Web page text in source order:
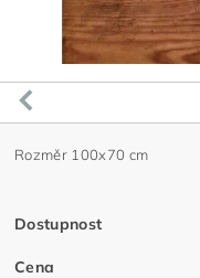
Rozměr 100x70 cm
Dostupnost
Cena